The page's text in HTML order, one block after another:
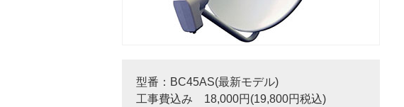
型番：BC45AS(最新モデル)
工事費込み 18,000円(19,800円税込)